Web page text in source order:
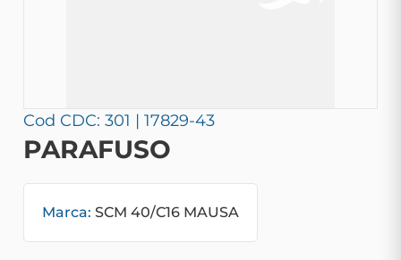
Cod CDC: 301 | 17829-43
PARAFUSO
Marca: SCM 40/C16 MAUSA